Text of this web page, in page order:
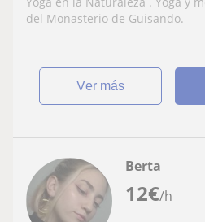
del Monasterio de Guisando.
ver más
12€/h
Berta